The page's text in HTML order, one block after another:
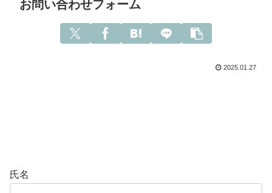
お問い合わせフォーム
2025.01.27
氏名